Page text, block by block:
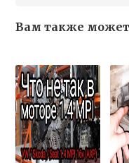
Вам также может